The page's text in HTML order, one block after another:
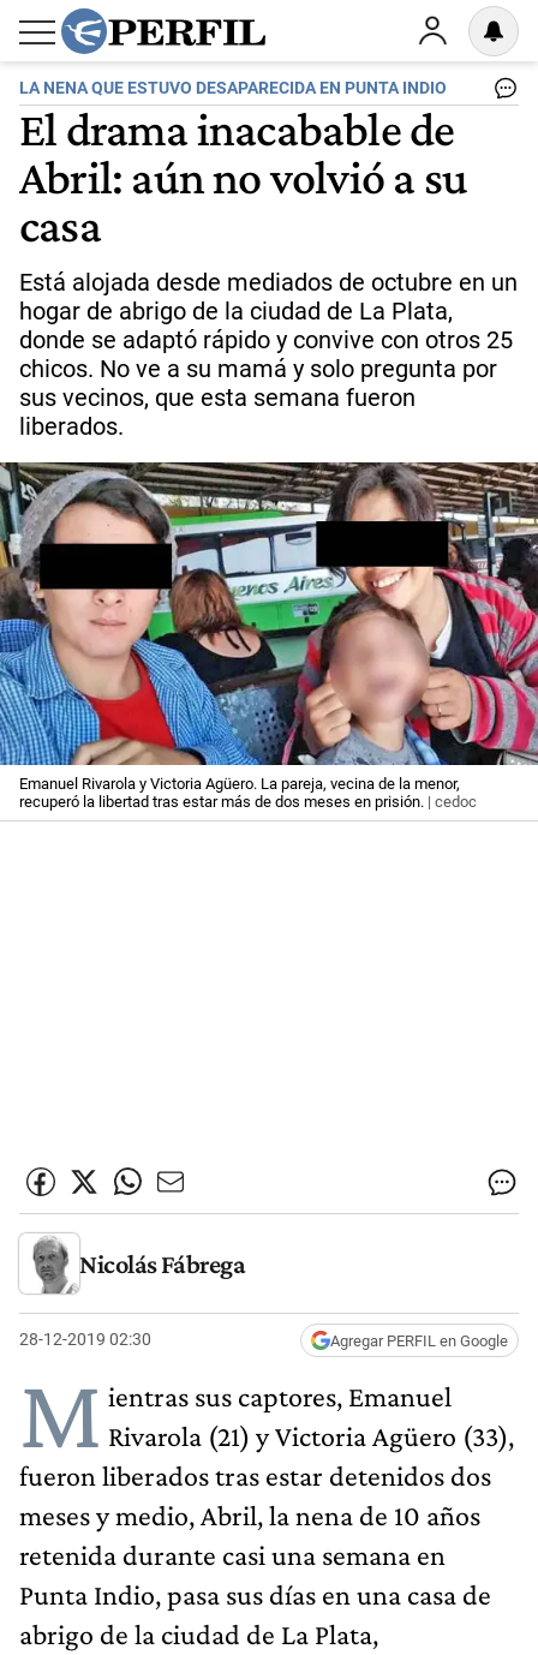
LA NENA QUE ESTUVO DESAPARECIDA EN PUNTA INDIO
El drama inacabable de
Abril: aún no volvió a su
casa
Está alojada desde mediados de octubre en un
hogar de abrigo de la ciudad de La Plata,
donde se adaptó rápido y convive con otros 25
chicos. No ve a su mamá y solo pregunta por
sus vecinos, que esta semana fueron
liberados.
Emanuel Rivarola y Victoria Agüero. La pareja, vecina de la menor,
recuperó la libertad tras estar más de dos meses en prisión. | cedoc
Nicolás Fábrega
28-12-2019 02:30 Agregar PERFIL en Google
M ientras sus captores, Emanuel
Rivarola (21) y Victoria Agüero (33),
fueron liberados tras estar detenidos dos
meses y medio, Abril, la nena de 10 años
retenida durante casi una semana en
Punta Indio, pasa sus días en una casa de
abrigo de la ciudad de La Plata,